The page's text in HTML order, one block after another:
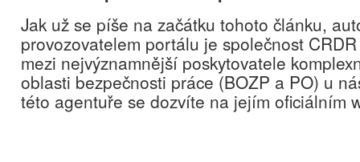
Jak už se píše na začátku tohoto článku,
provozovatelem portálu je společnost
mezi nejvýznamnější poskytovatele
oblasti bezpečnosti práce (BOZP a PO) u
této agentuře se dozvíte na jejím oficiálním